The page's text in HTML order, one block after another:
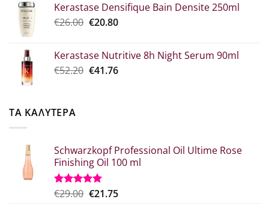
was:
€52.30.
τιμή
είναι:
Kerastase Densifique Bain Densite 250ml
€26.00 Original
€26.00.
€20.80Η
είναι:
€20.80.
Kerastase Nutritive 8h Night Serum 90ml
€52.20 Original
€41.76Η
ΤΑ ΚΑΛΥΤΕΡΑ
Schwarzkopf Professional Oil Ultime Rose
Finishing Oil 100 ml
Βαθμολογήθηκε
€29.00 Original
€21.75Η